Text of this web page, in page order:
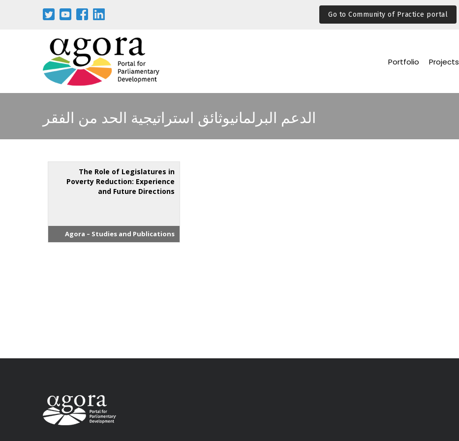
Go to Community of Practice portal
Projects
Portfolio
الدعم البرلمانيوثائق استراتيجية الحد من الفقر
The Role of Legislatures in
Poverty Reduction: Experience
and Future Directions
Agora – Studies and Publications